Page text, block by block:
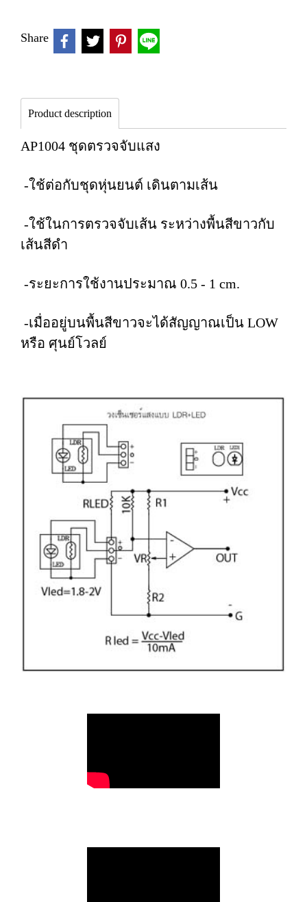
Share
Product description
AP1004 ชุดตรวจจับแสง
-ใช้ต่อกับชุดหุ่นยนต์ เดินตามเส้น
-ใช้ในการตรวจจับเส้น ระหว่างพื้นสีขาวกับ
เส้นสีดำ
-ระยะการใช้งานประมาณ 0.5 - 1 cm.
-เมื่ออยู่บนพื้นสีขาวจะได้สัญญาณเป็น LOW
หรือ ศุนย์โวลย์